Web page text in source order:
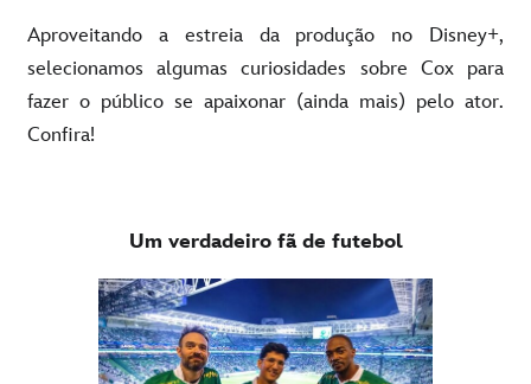
Aproveitando a estreia da produção no Disney+,
selecionamos algumas curiosidades sobre Cox para
fazer o público se apaixonar (ainda mais) pelo ator.
Confira!
Um verdadeiro fã de futebol